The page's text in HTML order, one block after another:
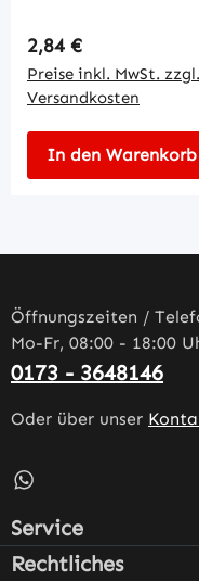
Regulärer Preis:
2,84 €
Preise inkl. MwSt. zzgl.
Versandkosten
In den Warenkorb
Öffnungszeiten /
Mo-Fr, 08:00 - 18:00
0173 - 3648146
Oder über unser
Schreib uns auf
Service
Rechtliches